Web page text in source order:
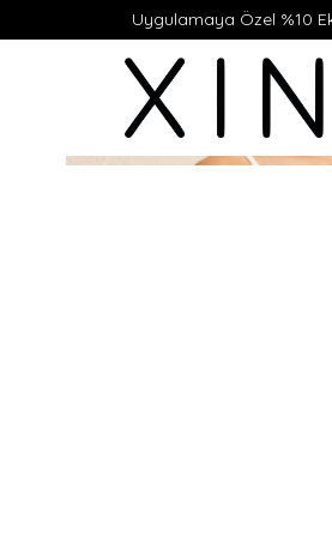
Uygulamaya Özel %10